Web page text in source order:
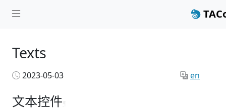
Texts
2023-05-03 en
文本控件